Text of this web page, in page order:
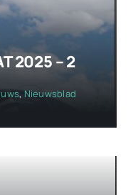
2025 – 2
,Nieuwsblad